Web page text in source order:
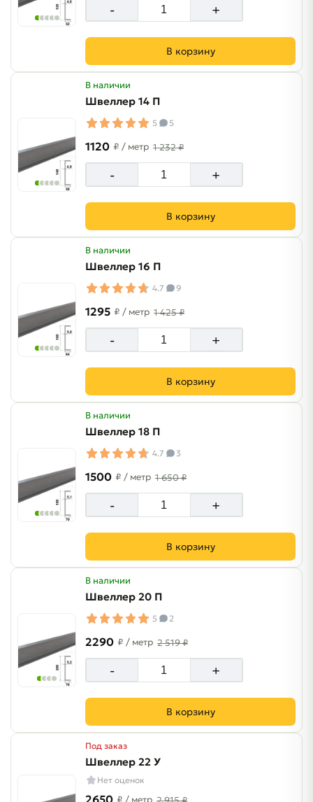
- +
В корзину
В наличии
Швеллер 14 П
5 5
1120 ₽ / метр 1 232 ₽
- +
В корзину
В наличии
Швеллер 16 П
4.7 9
1295 ₽ / метр 1 425 ₽
- +
В корзину
В наличии
Швеллер 18 П
4.7 3
1500 ₽ / метр 1 650 ₽
- +
В корзину
В наличии
Швеллер 20 П
5 2
2290 ₽ / метр 2 519 ₽
- +
В корзину
Под заказ
Швеллер 22 У
Нет оценок
2650 ₽ / метр